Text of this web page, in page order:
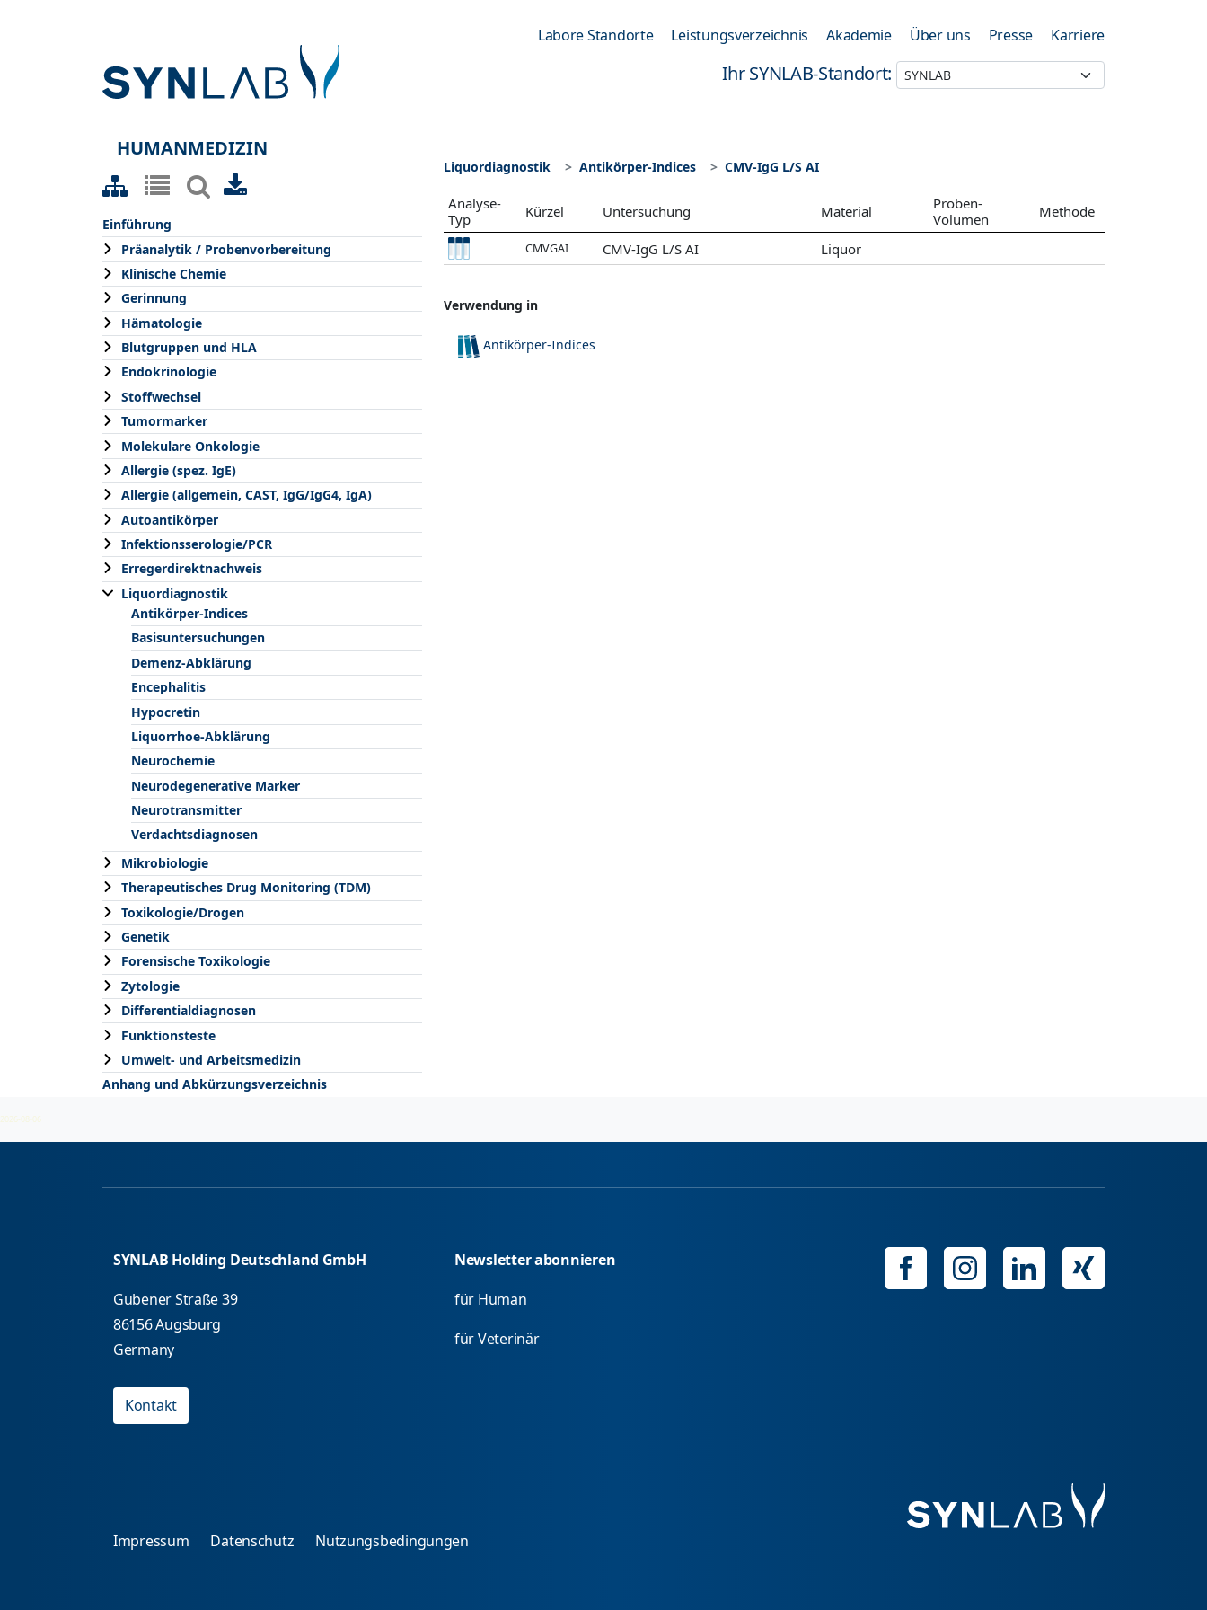
Labore Standorte Leistungsverzeichnis Akademie Über uns Presse Karriere
Ihr SYNLAB-Standort:
HUMANMEDIZIN
Einführung
Präanalytik / Probenvorbereitung
Klinische Chemie
Gerinnung
Hämatologie
Blutgruppen und HLA
Endokrinologie
Stoffwechsel
Tumormarker
Molekulare Onkologie
Allergie (spez. IgE)
Allergie (allgemein, CAST, IgG/IgG4, IgA)
Autoantikörper
Infektionsserologie/PCR
Erregerdirektnachweis
Liquordiagnostik
Antikörper-Indices
Basisuntersuchungen
Demenz-Abklärung
Encephalitis
Hypocretin
Liquorrhoe-Abklärung
Neurochemie
Neurodegenerative Marker
Neurotransmitter
Verdachtsdiagnosen
Mikrobiologie
Therapeutisches Drug Monitoring (TDM)
Toxikologie/Drogen
Genetik
Forensische Toxikologie
Zytologie
Differentialdiagnosen
Funktionsteste
Umwelt- und Arbeitsmedizin
Anhang und Abkürzungsverzeichnis
Liquordiagnostik Antikörper-Indices CMV-IgG L/S AI
Analyse-
Typ
Kürzel Untersuchung Material
Proben-
Volumen
Methode
CMVGAI CMV-IgG L/S AI Liquor
Verwendung in
Antikörper-Indices
2026-08-06
SYNLAB Holding Deutschland GmbH
Gubener Straße 39
86156 Augsburg
Germany
Kontakt
Newsletter abonnieren
für Human
für Veterinär
Impressum Datenschutz Nutzungsbedingungen